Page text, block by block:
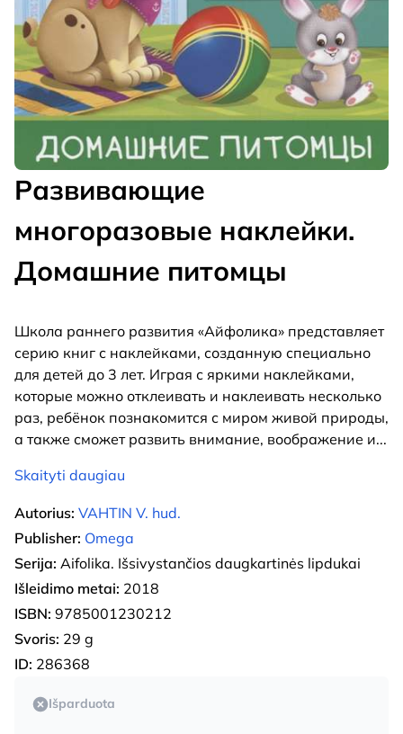
Развивающие
многоразовые наклейки.
Домашние питомцы
Школа раннего развития «Айфолика» представляет
серию книг с наклейками, созданную специально
для детей до 3 лет. Играя с яркими наклейками,
которые можно отклеивать и наклеивать несколько
раз, ребёнок познакомится с миром живой природы,
а также сможет развить внимание, воображение и...
Skaityti daugiau
Autorius: VAHTIN V. hud.
Publisher: Omega
Serija: Aifolika. Išsivystančios daugkartinės lipdukai
Išleidimo metai: 2018
ISBN: 9785001230212
Svoris: 29 g
ID: 286368
Išparduota